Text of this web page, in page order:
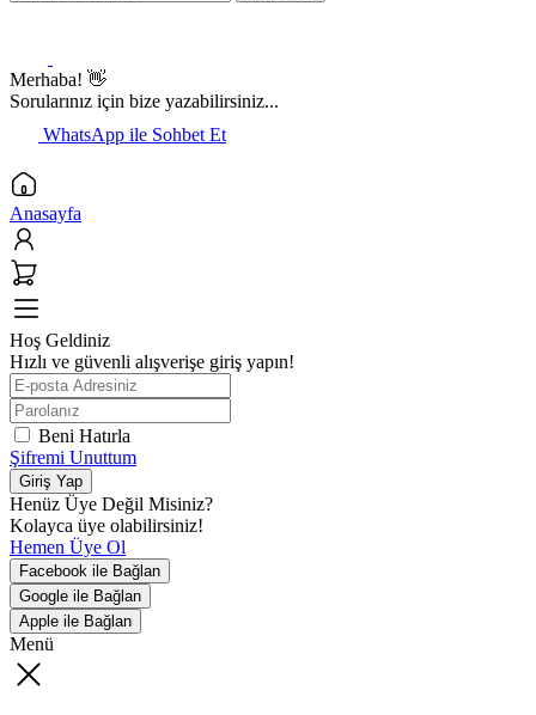
Merhaba! 👋
Sorularınız için bize yazabilirsiniz...
WhatsApp ile Sohbet Et
Anasayfa
Hoş Geldiniz
Hızlı ve güvenli alışverişe giriş yapın!
Beni Hatırla
Şifremi Unuttum
Giriş Yap
Henüz Üye Değil Misiniz?
Kolayca üye olabilirsiniz!
Hemen Üye Ol
Facebook ile Bağlan
Google ile Bağlan
Apple ile Bağlan
Menü